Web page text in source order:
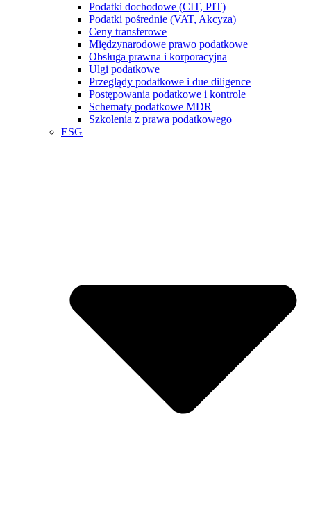
Podatki dochodowe (CIT, PIT)
Podatki pośrednie (VAT, Akcyza)
Ceny transferowe
Międzynarodowe prawo podatkowe
Obsługa prawna i korporacyjna
Ulgi podatkowe
Przeglądy podatkowe i due diligence
Postępowania podatkowe i kontrole
Schematy podatkowe MDR
Szkolenia z prawa podatkowego
ESG